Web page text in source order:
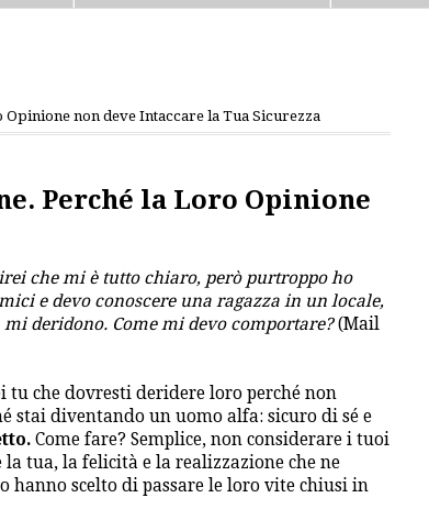
non deve Intaccare la Tua Sicurezza
Perché la Loro Opinione
che mi è tutto chiaro, però purtroppo ho
e devo conoscere una ragazza in un locale,
deridono. Come mi devo comportare?(Mail
tu che dovresti deridere loro perché non
stai diventando un uomo alfa: sicuro di sé e
Come fare? Semplice, non considerare i tuoi
tua, la felicità e la realizzazione che ne
hanno scelto di passare le loro vite chiusi in